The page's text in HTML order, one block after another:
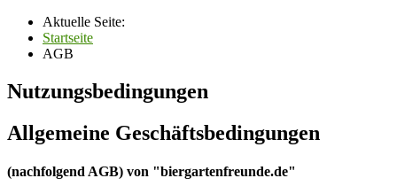
Aktuelle Seite:
Startseite
AGB
Nutzungsbedingungen
Allgemeine Geschäftsbedingungen
(nachfolgend AGB) von "biergartenfreunde.de"